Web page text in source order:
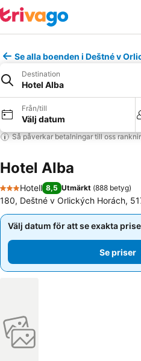
Se alla boenden i Deštné v
Destination
Hotel Alba
Från/till
Välj datum
Så påverkar betalningar till oss
Hotel Alba
3 Stjärnor
Hotell 8,5 Utmärkt (888 betyg)
180, Deštné v Orlických Horách,
Välj datum för att se exakta
Se
Välj datum för att se exakta
Se priser